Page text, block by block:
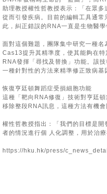
助理教授權性哲教授表示：「在眾
從而引發疾病。目前的編輯工具通
此，糾正錯誤的RNA一直是生物醫
面對這個難題，團隊集中研究一種
Cas13提升其精準度，使其能夠在
RNA發揮「尋找及替換」功能。該
一種針對性的方法來精準修正致病基
恢復亨廷頓舞蹈症受損細胞功能
這種「靶向RNA修復」技術對亨廷
移除整段RNA訊息，這種方法有機
權性哲教授指出：「我們的目標是
者的情況進行個 人化調整，用於治
https://hku.hk/press/